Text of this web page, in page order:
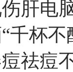
肝电
千杯不
祛痘